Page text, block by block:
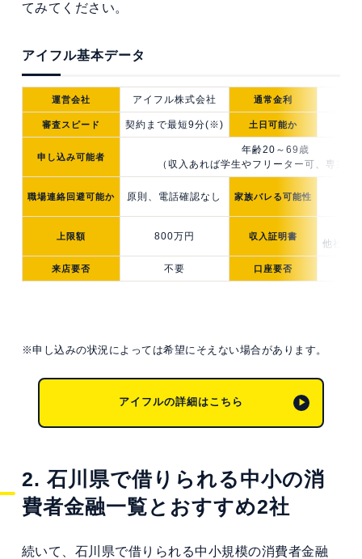
てみてください。
アイフル基本データ
運営会社 アイフル株式会社 通常金利
審査スピード 契約まで最短9分(※) 土日 可能か
申し込み可能者
年齢20～69歳
（収入あれば学生やフリーター可、専業主
職場連絡回避可能か 原則、電話確認なし 家族バレる可能性
上限額 800万円 収入証明書
他社合
来店要否 不要 口座要否
※申し込みの状況によっては希望にそえない場合があります。
アイフルの詳細はこちら
2. 石川県で借りられる中小の消
費者金融一覧とおすすめ2社
続いて、石川県で借りられる中小規模の消費者金融